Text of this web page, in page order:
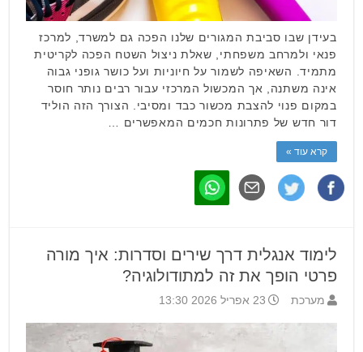
בעידן שבו סביבת המגורים שלנו הפכה גם למשרד, למרכז
פנאי ולמרחב משפחתי, שאלת ניצול השטח הפכה לקריטית
מתמיד. השאיפה לשמור על חיוניות ועל כושר גופני גבוה
אינה משתנה, אך המכשול המרכזי עבור רבים נותר חוסר
במקום פנוי להצבת מכשור כבד ומסיבי. הצורך הזה הוליד
דור חדש של פתרונות חכמים המאפשרים …
קרא עוד »
לימוד אנגלית דרך שירים וסדרות: איך מורה
פרטי הופך את זה למתודולוגיה?
מערכת 23 אפריל 2026 13:30